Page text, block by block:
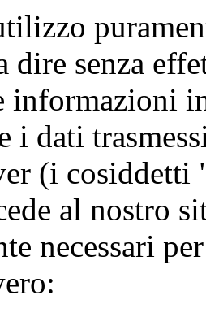
dire senza
informazioni
i dati
(i
al nostro
necessari